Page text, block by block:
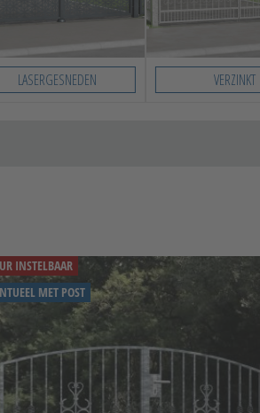
LASERGESNEDEN VERZINKT
INSTELBAAR
MET POST